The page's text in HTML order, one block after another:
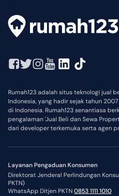
Rumah123 adalah situs teknologi jual
Indonesia, yang hadir sejak tahun
di Indonesia. Rumah123 senantiasa
pengalaman 'Jual Beli dan Sewa
dari developer terkemuka serta agen
Layanan Pengaduan Konsumen
Direktorat Jenderal Perlindungan
PKTN)
WhatsApp Ditjen PKTN0853 1111 1010